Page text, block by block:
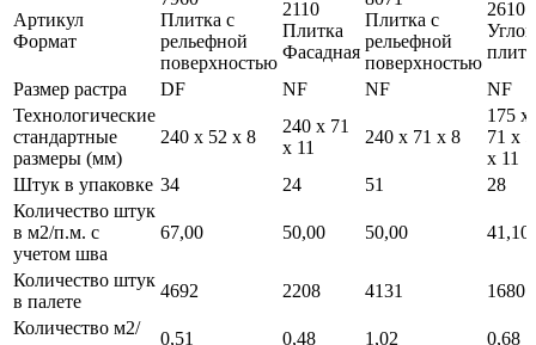
Артикул
Формат
Плитка c
рельефной
поверхностью
2110
Плитка
Фасадная
Плитка c
рельефной
поверхностью
2610
Размер растра
DF NF NF
NF
Технологические
стандартные
размеры (мм)
240 x 52 x 8
240 x 71
x 11
240 x 71 x 8
175 x
71 x
x 11
Штук в упаковке 34 24 51
28
Количество штук
в м2/п.м. с
учетом шва
67,00 50,00 50,00 41,10
Количество штук
в палете
4692 2208 4131
1680
Количество м2/
0,51 0,48 1,02
0,68